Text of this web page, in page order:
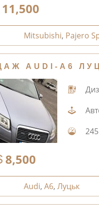
11,500
Mitsubishi, Pajero
AUDI-A6
8,500
Audi,A6,Луцьк